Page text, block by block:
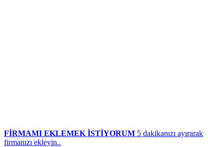
FİRMAMI EKLEMEK İSTİYORUM 5 dakikanızı ayırarak
firmanızı ekleyin..